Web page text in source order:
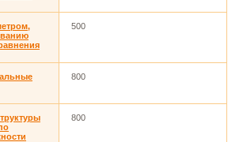
500
800
800